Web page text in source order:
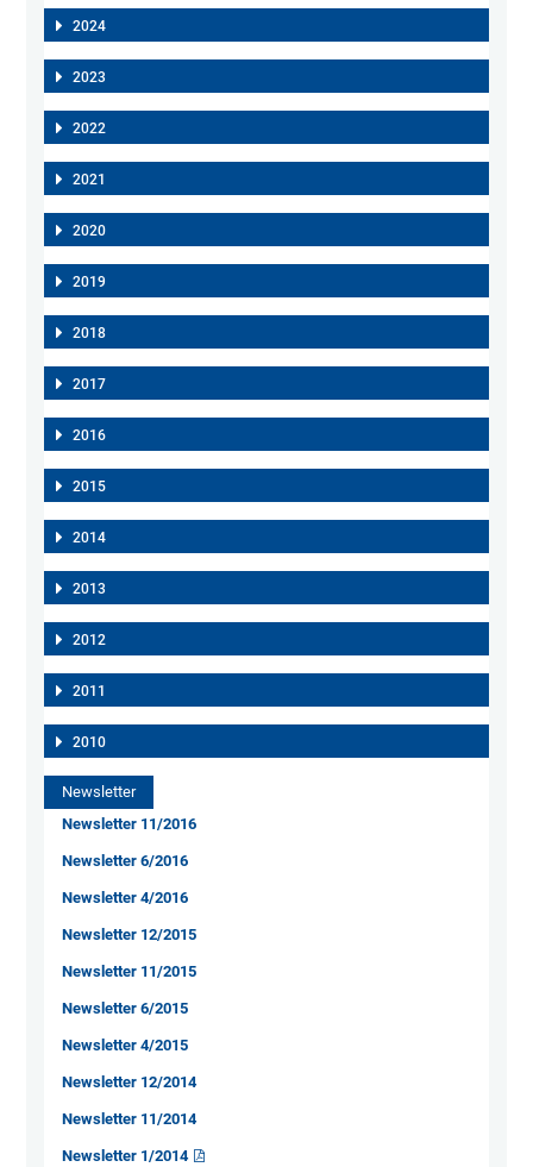
2024
2023
2022
2021
2020
2019
2018
2017
2016
2015
2014
2013
2012
2011
2010
Newsletter
Newsletter 11/2016
Newsletter 6/2016
Newsletter 4/2016
Newsletter 12/2015
Newsletter 11/2015
Newsletter 6/2015
Newsletter 4/2015
Newsletter 12/2014
Newsletter 11/2014
Newsletter 1/2014